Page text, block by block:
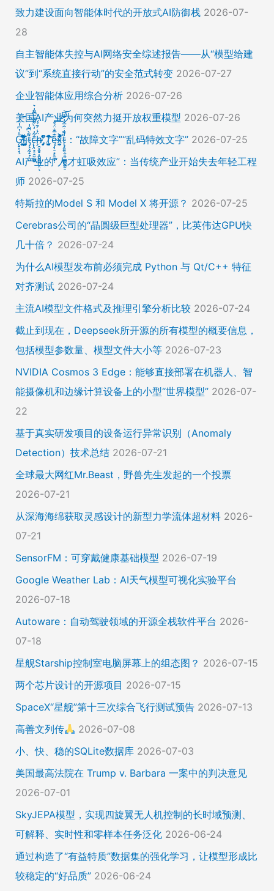
致力建设面向智能体时代的开放式AI防御栈 2026-07-
28
自主智能体失控与AI网络安全综述报告——从“模型给建
议”到“系统直接行动”的安全范式转变 2026-07-27
企业智能体应用综合分析 2026-07-26
美国AI产业为何突然力挺开放权重模型 2026-07-26
Ḡ̵̨̠͎̘͕̍̔͆̔͋͑͠ļ̸͍͈͉̞̊̑̃̉̔̍̾̈̚į̵̡̙̯͇̲̱̯̱̒͂͋̄t̴̡̢͕̰̟̙͌̀͆̐͑c̶̨̢̤̞̠̭̮̳̼̠̄͋͗̒̀̋͂͌̃͆͌͑͛ḩ̶̯͙̱̥̟̱̘͖̱̤͕̤̈́͑́̄̉́ͅ ̸̡̡̛̜̣̝̓̀͛̇̂̚T̸̗̞̰̪̤̭͙̹͆̽̌̀̾͝͝ę̴̡̣̠͙̙̱̼̬̣̑͊̅̐̈́̊͠͝͠x̴̪̫͎̓͗͐̃̄̐̀͋͛͐t̴̢̧͍͍̭̠͍̳͚̫̼̭̠̎̋͑͋̅̌͑̌̏͆͘̚͝：“故障文字”“乱码特效文字” 2026-07-25
AI产业的“人才虹吸效应”：当传统产业开始失去年轻工程
师 2026-07-25
特斯拉的Model S 和 Model X 将开源？ 2026-07-25
Cerebras公司的“晶圆级巨型处理器”，比英伟达GPU快
几十倍？ 2026-07-24
为什么AI模型发布前必须完成 Python 与 Qt/C++ 特征
对齐测试 2026-07-24
主流AI模型文件格式及推理引擎分析比较 2026-07-24
截止到现在，Deepseek所开源的所有模型的概要信息，
包括模型参数量、模型文件大小等 2026-07-23
NVIDIA Cosmos 3 Edge：能够直接部署在机器人、智
能摄像机和边缘计算设备上的小型“世界模型” 2026-07-
22
基于真实研发项目的设备运行异常识别（Anomaly
Detection）技术总结 2026-07-21
全球最大网红Mr.Beast，野兽先生发起的一个投票
2026-07-21
从深海海绵获取灵感设计的新型力学流体超材料 2026-
07-21
SensorFM：可穿戴健康基础模型 2026-07-19
Google Weather Lab：AI天气模型可视化实验平台
2026-07-18
Autoware：自动驾驶领域的开源全栈软件平台 2026-
07-18
星舰Starship控制室电脑屏幕上的组态图？ 2026-07-15
两个芯片设计的开源项目 2026-07-15
SpaceX“星舰”第十三次综合飞行测试预告 2026-07-13
高善文列传
2026-07-08
小、快、稳的SQLite数据库 2026-07-03
美国最高法院在 Trump v. Barbara 一案中的判决意见
2026-07-01
SkyJEPA模型，实现四旋翼无人机控制的长时域预测、
可解释、实时性和零样本任务泛化 2026-06-24
通过构造了“有益特质”数据集的强化学习，让模型形成比
较稳定的“好品质” 2026-06-24